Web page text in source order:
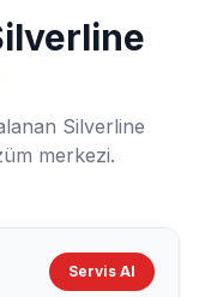
Silverline
merkezi.
Servis Al